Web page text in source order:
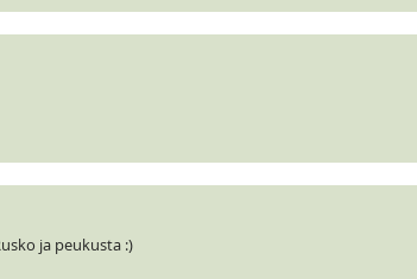
ja peukusta :)